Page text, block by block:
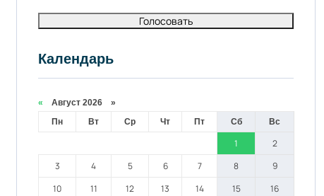
Голосовать
Календарь
« Август 2026 »
Пн
Вт Ср Чт Пт Сб Вс
1
2
3
4 5 6 7 8
9
10
11 12 13 14 15
16